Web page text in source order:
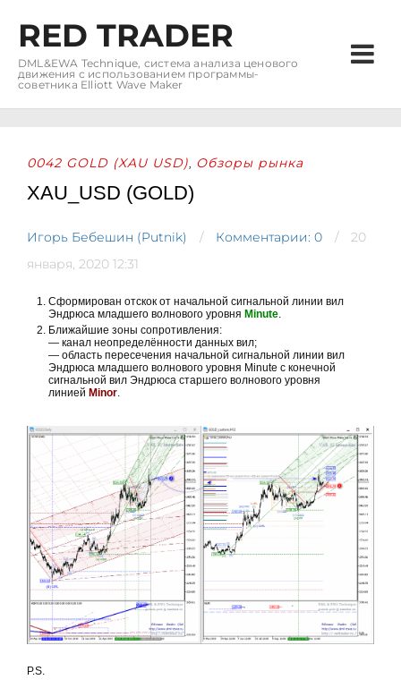
RED TRADER
DML&EWA Technique, система анализа ценового
движения с использованием программы-
советника Elliott Wave Maker
0042 GOLD (XAU USD), Обзоры рынка
XAU_USD (GOLD)
Игорь Бебешин (Putnik) Комментарии: 0
20
января, 2020 12:31
Сформирован отскок от начальной сигнальной линии вил
Эндрюса младшего волнового уровня Minute.
Ближайшие зоны сопротивления:
— канал неопределённости данных вил;
— область пересечения начальной сигнальной линии вил
Эндрюса младшего волнового уровня Minute с конечной
сигнальной вил Эндрюса старшего волнового уровня
линией Minor.
P.S.